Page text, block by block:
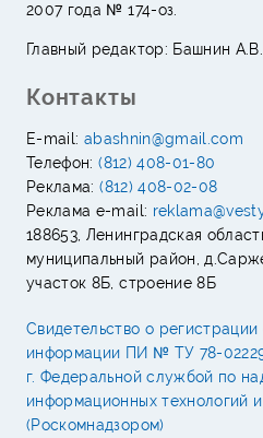
2007 года № 174-оз.
Главный редактор: Башнин А.В.
Контакты
E-mail: abashnin@gmail.com
Телефон:(812) 408-01-80
Реклама:(812) 408-02-08
Реклама e-mail:
188653, Ленинградская
муниципальный район,
участок 8Б, строение 8Б
Свидетельство о
информации ПИ № ТУ 78-02229
г. Федеральной службой по
информационных технологий
(Роскомнадзором)